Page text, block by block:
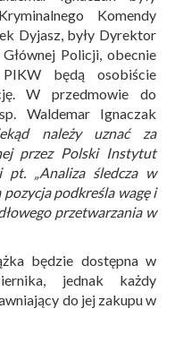
Komendy
Dyjasz, były Dyrektor
Policji, obecnie
będą osobiście
W przedmowie do
Waldemar Ignaczak
należy uznać za
przez Polski Instytut
pt. „Analiza śledcza w
podkreśla wagę i
przetwarzania w
będzie dostępna w
jednak każdy
do jej zakupu w